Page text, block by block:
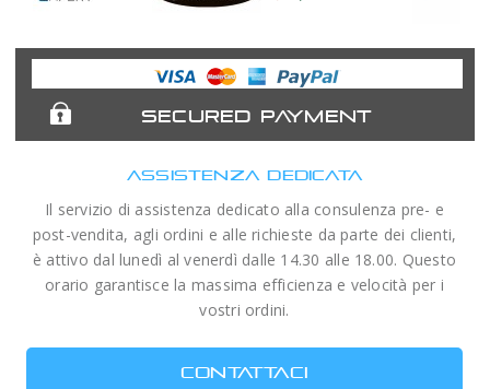
Expert
Telescopes
SECURED PAYMENT
ASSISTENZA DEDICATA
Il servizio di assistenza dedicato alla consulenza pre- e
post-vendita, agli ordini e alle richieste da parte dei clienti,
è attivo dal lunedì al venerdì dalle 14.30 alle 18.00. Questo
orario garantisce la massima efficienza e velocità per i
vostri ordini.
CONTATTACI